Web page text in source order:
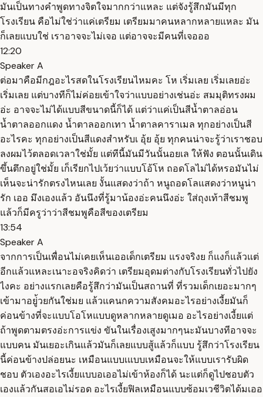
มันเป็นทางคำพูดทางจิตใจมากกว่าแหละ แต่จังรู้สึกมันมีทุก
โรงเรียน คือไม่ใช่ว่าแค่เตรียม เตรียมมาคนหลากหลายแหละ มัน
ก็เลยแบบใช่ เราอาจจะไม่เจอ แต่อาจจะมีคนที่เจอออ
12:20
Speaker A
ต่อมาคือมีกฎอะไรสดในโรงเรียนไหมคะ โห เริ่มเลย เริ่มเลยอ่ะ
เริ่มเลย แต่บางทีก็ไม่ค่อยเข้าใจว่าแบบอย่างเช่นอ่ะ สมมุติทรงผม
อ่ะ อาจจะไม่ได้แบบสีขนาดนี้ก็ได้ แต่ว่าแค่เป็นสีน้ำตาลอ่อน
น้ำตาลออกแดง น้ำตาลออกเทา น้ำตาลคาราเมล ทุกอย่างเป็นสี
อะไรคะ ทุกอย่างเป็นสีแดงสำหรับเ อุ้ย อุ้ย ทุกคนน่าจะรู้ว่าเราชอบ
ลงผมไว้ตลอดเวลาใช่มั้ย แต่ทีนี้มันมีวันนั้นอยเล ให้ฟัง ตอนนั้นเดิน
ขึ้นตึกอยู่ใช่มั้ย เก็เรียกไปเว้ยว่าแบบโอ้โห ถอดโลไม่ได้หรอมันไม่
เห็นจะน่ารักตรงไหนเลย งั้นแสดงว่าถ้า หนูถอดโลแสดงว่าหนูน่า
รัก เออ มึงเองแล้ว อันนึงที่รู้มาน้องอ่ะคนนึงอ่ะ ใส่ถุงเท้าสีชมพู
แล้วก็มีครูว่าว่าสีชมพูคือสีของเตรียม
13:54
Speaker A
จากการเป็นเพื่อนไม่เคยเห็นเออเด็กเตรียม แรงจริงย ก็แงก็แล้วแต่
อีกแล้วแหละเนาะอจริงคิดว่า เตรียมอุดมต่างกับโรงเรียนทั่วไปยัง
ไงคะ อย่างแรกเลยคือรู้สึกว่ามันเป็นสถานที่ ที่รวมเด็กเยอะมากๆ
เข้ามาอยู่้วยกันใช่มย แล้วแคนกความสังคมอะไรอย่างเงี้ยมันก็
ค่อนข้างที่จะแบบโอโหแบบดูหลากหลายดูเมอ อะไรอย่างเงี้ยแต่
ถ้าพูดตามตรงอ่ะการแข่ง ขันในเรื่องเสูงมากๆนะมันบางทีอาจจะ
แบบคน มันเยอะเกินแล้วมันก็เลยแบบสู้แล้วก็แบบ รู้สึกว่าโรงเรียน
นี้ค่อนข้างปล่อยนะ เหมือนแบบเแบบเหมือนจะให้แบบเรารับผิด
ชอบ ตัวเองอะไรเงี้ยแบบอเออไม่เข้าห้องก็ได้ นะแต่ก็ดูไปชอบตัว
เองแล้วกันสอเอไม่รอด อะไรเงี้ยฟิลเหมือนแบบซ้อมเวชีวิตได้มเออ